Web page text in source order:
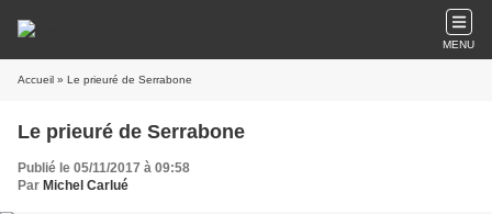
MENU
Accueil » Le prieuré de Serrabone
Le prieuré de Serrabone
Publié le 05/11/2017 à 09:58
Par Michel Carlué